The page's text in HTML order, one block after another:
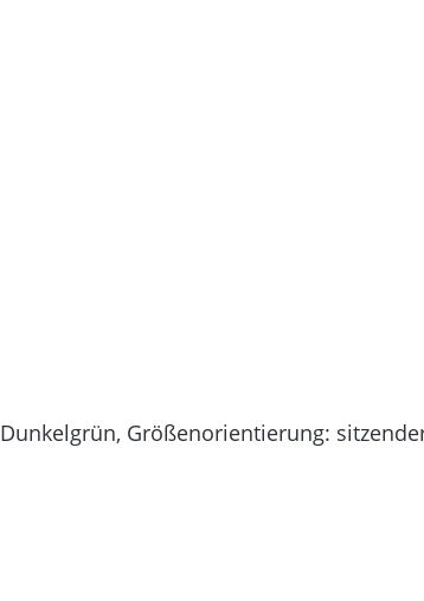
Größenorientierung: